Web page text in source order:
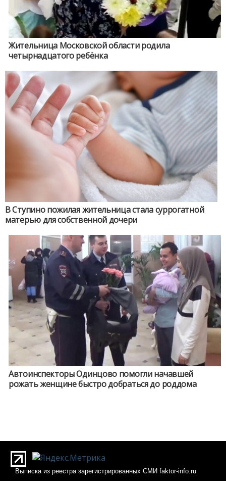
Жительница Московской области родила
четырнадцатого ребёнка
В Ступино пожилая жительница стала суррогатной
матерью для собственной дочери
Автоинспекторы Одинцово помогли начавшей
рожать женщине быстро добраться до роддома
Выписка из реестра зарегистрированных СМИ faktor-info.ru